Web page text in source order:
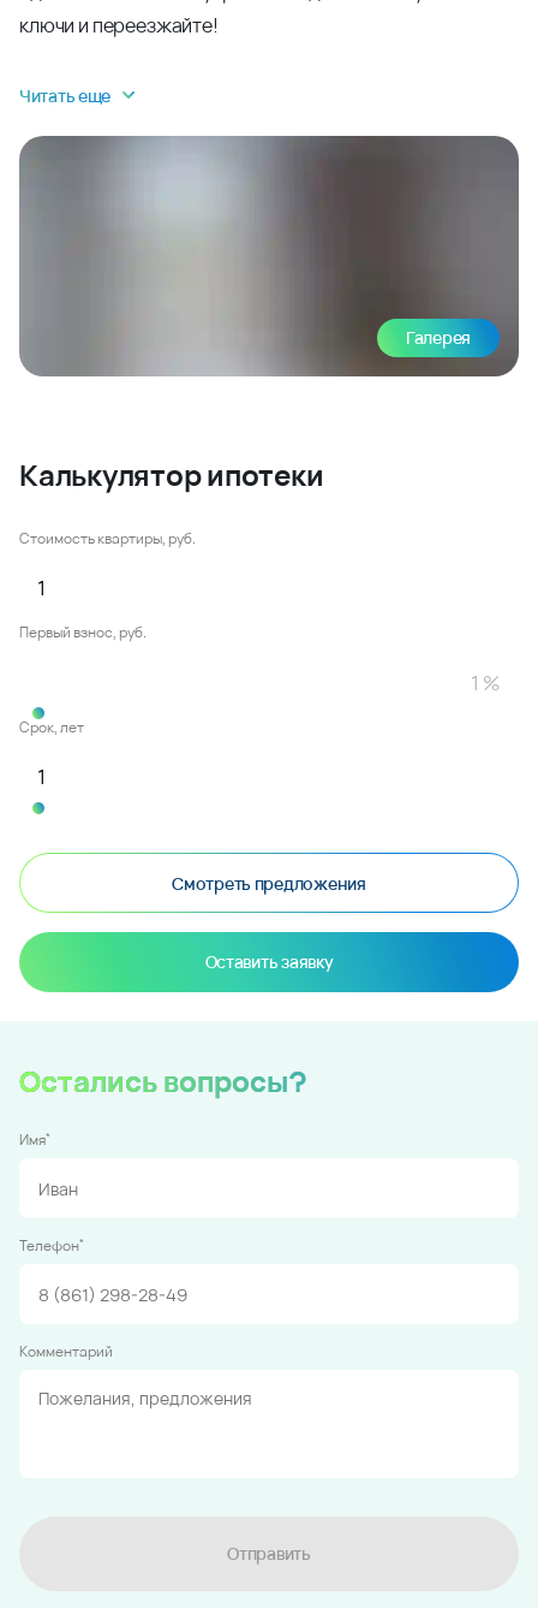
ключи и переезжайте!
Читать еще
Галерея
Калькулятор ипотеки
Стоимость квартиры, руб.
Первый взнос, руб.
Срок, лет
Смотреть предложения
Оставить заявку
Остались вопросы?
Имя*
Телефон*
Комментарий
Отправить